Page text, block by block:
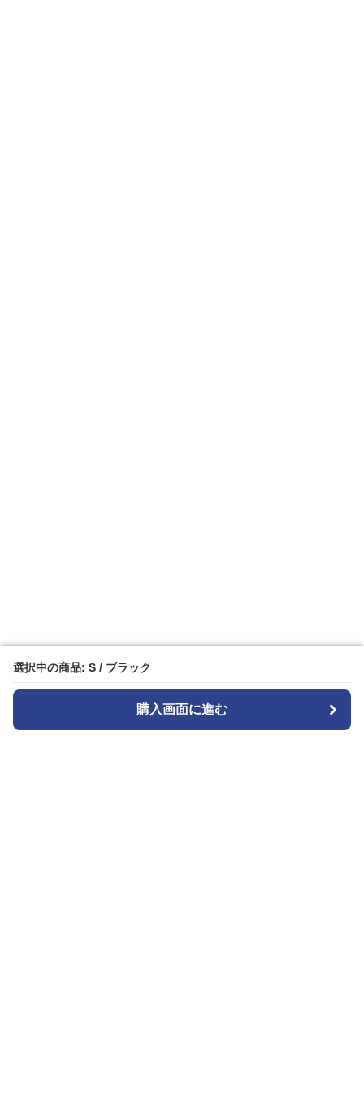
選択中の商品: S / ブラック
購入画面に進む
選択中の商品: S / ブラック
購入画面に進む